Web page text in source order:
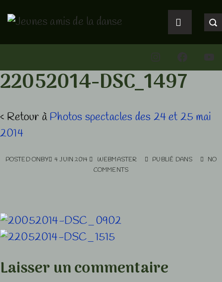
passer
au
principal
Main
Navigation
MENU
22052014-DSC_1497
‹ Retour àPhotos spectacles des 24 et 25 mai
2014
POSTED ONBY 4 JUIN 2014 WEBMASTER PUBLIÉ DANS
NO
COMMENTS
Laisser un commentaire